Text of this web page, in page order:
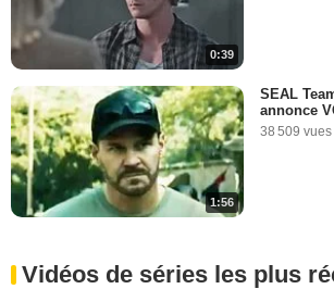
0:39
1:56
SEAL
annonce
38 509 vues
Vidéos de séries les plus